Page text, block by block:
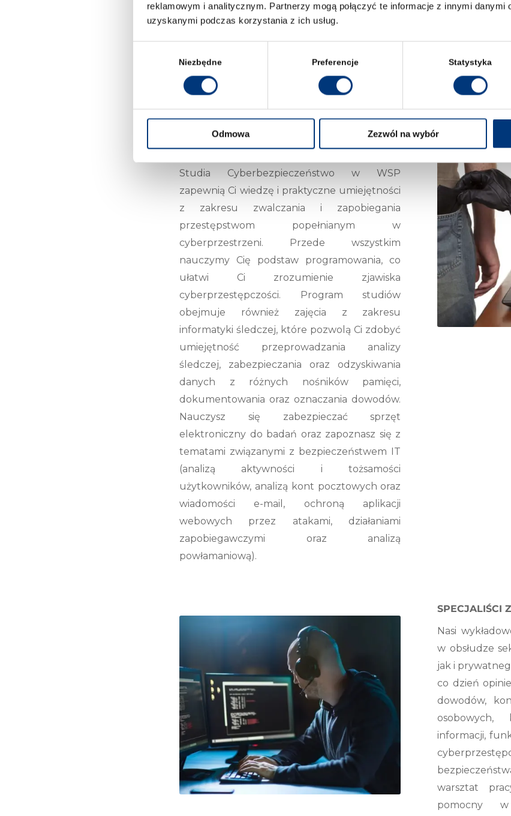
reklamowym i analitycznym. Partnerzy mogą połączyć te informacje z innymi danymi
uzyskanymi podczas korzystania z ich usług.
Niezbędne Preferencje Statystyka
Odmowa Zezwól na wybór
DLACZEGO WARTO WYBRAĆ WSP?
ZAJĘCIA Z ZAPOBIEGANIA
PRZESTĘPCZOŚCI W CYBERPRZESTRZENI
Studia Cyberbezpieczeństwo w WSP
zapewnią Ci wiedzę i praktyczne umiejętności
z zakresu zwalczania i zapobiegania
przestępstwom popełnianym w
cyberprzestrzeni. Przede wszystkim
nauczymy Cię podstaw programowania, co
ułatwi Ci zrozumienie zjawiska
cyberprzestępczości. Program studiów
obejmuje również zajęcia z zakresu
informatyki śledczej, które pozwolą Ci zdobyć
umiejętność przeprowadzania analizy
śledczej, zabezpieczania oraz odzyskiwania
danych z różnych nośników pamięci,
dokumentowania oraz oznaczania dowodów.
Nauczysz się zabezpieczać sprzęt
elektroniczny do badań oraz zapoznasz się z
tematami związanymi z bezpieczeństwem IT
(analizą aktywności i tożsamości
użytkowników, analizą kont pocztowych oraz
wiadomości e-mail, ochroną aplikacji
webowych przez atakami, działaniami
zapobiegawczymi oraz analizą
powłamaniową).
SPECJALIŚCI
Nasi
w obsłudze
jak i
co dzień
dowodów,
osobowych,
informacji,
warsztat
pomocny